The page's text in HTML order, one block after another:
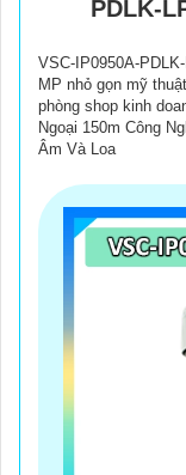
PDLK-
VSC-IP0950A-
MP nhỏ gọn mỹ
phòng shop kinh
Ngoại 150m Công
Âm Và Loa